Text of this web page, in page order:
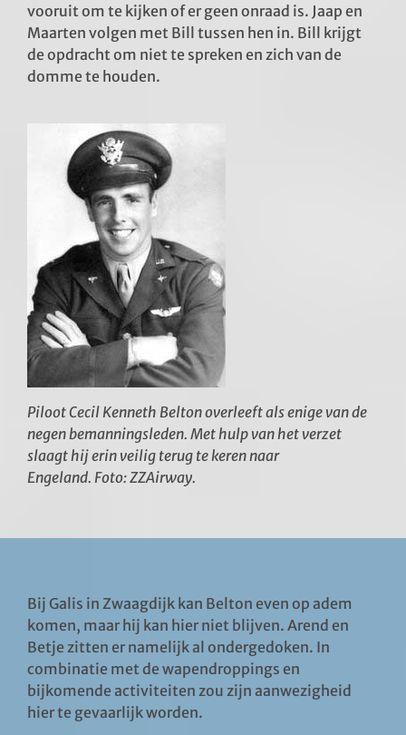
vooruit om te kijken of er geen onraad is. Jaap en
Maarten volgen met Bill tussen hen in. Bill krijgt
de opdracht om niet te spreken en zich van de
domme te houden.
Piloot Cecil Kenneth Belton overleeft als enige van de
negen bemanningsleden. Met hulp van het verzet
slaagt hij erin veilig terug te keren naar
Engeland. Foto: ZZAirway.
Bij Galis in Zwaagdijk kan Belton even op adem
komen, maar hij kan hier niet blijven. Arend en
Betje zitten er namelijk al ondergedoken. In
combinatie met de wapendroppings en
bijkomende activiteiten zou zijn aanwezigheid
hier te gevaarlijk worden.